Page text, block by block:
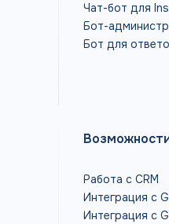
Работа с CRM
Интеграция с
Интеграция с
Чат-бот для
Бот-
Бот для